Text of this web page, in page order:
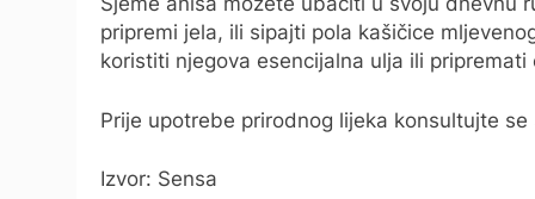
pripremi jela, ili sipajti pola kašičice
koristiti njegova esencijalna ulja ili pripremati
Prije upotrebe prirodnog lijeka konsultujte se
Izvor: Sensa